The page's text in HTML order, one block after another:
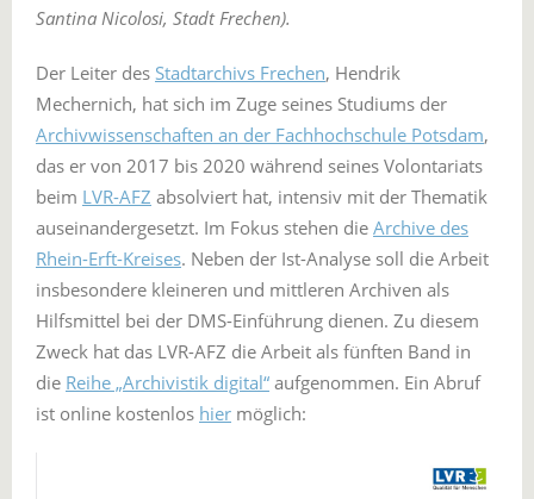
Santina Nicolosi, Stadt Frechen).
Der Leiter des Stadtarchivs Frechen, Hendrik
Mechernich, hat sich im Zuge seines Studiums der
Archivwissenschaften an der Fachhochschule Potsdam,
das er von 2017 bis 2020 während seines Volontariats
beim LVR-AFZ absolviert hat, intensiv mit der Thematik
auseinandergesetzt. Im Fokus stehen die Archive des
Rhein-Erft-Kreises. Neben der Ist-Analyse soll die Arbeit
insbesondere kleineren und mittleren Archiven als
Hilfsmittel bei der DMS-Einführung dienen. Zu diesem
Zweck hat das LVR-AFZ die Arbeit als fünften Band in
die Reihe „Archivistik digital“ aufgenommen. Ein Abruf
ist online kostenlos hier möglich: